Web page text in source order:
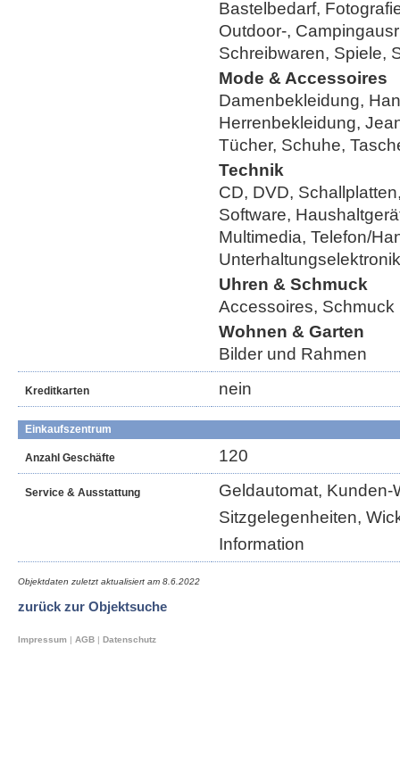
Bastelbedarf,
Outdoor-,
Schreibwaren, Spiele,
Mode & Accessoires
Damenbekleidung,
Herrenbekleidung,
Tücher, Schuhe,
Technik
CD, DVD,
Software,
Multimedia, Telefon/
Unterhaltungselektronik
Uhren & Schmuck
Accessoires, Schmuck
Wohnen & Garten
Bilder und Rahmen
Kreditkarten nein
Einkaufszentrum
Anzahl Geschäfte 120
Service & Ausstattung
Geldautomat, Kunden-
Sitzgelegenheiten,
Information
Objektdaten zuletzt aktualisiert am 8.6.2022
zurück zur Objektsuche
Impressum | AGB | Datenschutz